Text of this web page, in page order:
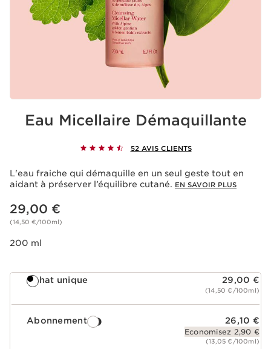
Eau Micellaire Démaquillante
52 AVIS CLIENTS
L'eau fraiche qui démaquille en un seul geste tout en
aidant à préserver l’équilibre cutané. EN SAVOIR PLUS
Nouveau prix 29,00 €
29,00 €
(14,50 €/100ml)
200 ml
Achat unique 29,00 €
(14,50 €/100ml)
Abonnement 26,10 €
Economisez 2,90 €
(13,05 €/100ml)